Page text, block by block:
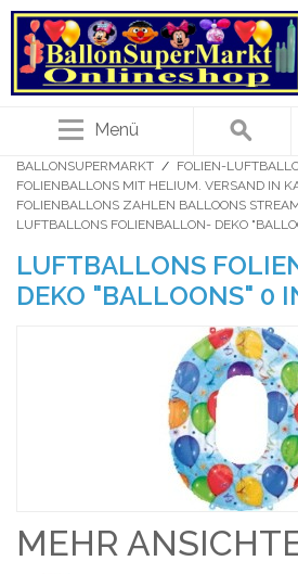
Menü
BALLONSUPERMARKT / FOLIEN-
FOLIENBALLONS MIT HELIUM. VERSAND IN
FOLIENBALLONS ZAHLEN BALLOONS
LUFTBALLONS FOLIENBALLON- DEKO
LUFTBALLONS
DEKO "BALLOONS" 0
MEHR